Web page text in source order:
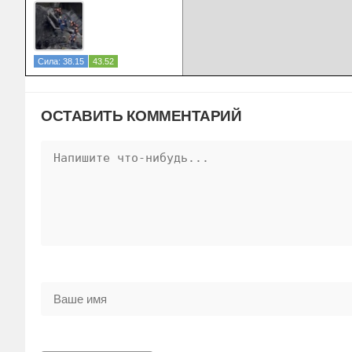
Сила: 38.15 43.52
ОСТАВИТЬ КОММЕНТАРИЙ